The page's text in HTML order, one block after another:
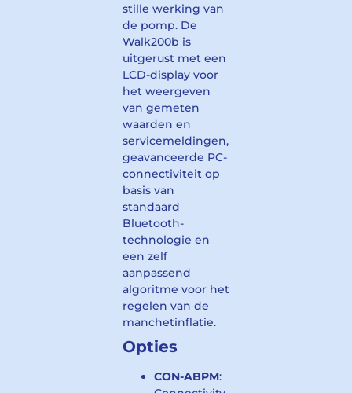
stille werking van
de pomp. De
Walk200b is
uitgerust met een
LCD-display voor
het weergeven
van gemeten
waarden en
servicemeldingen,
geavanceerde PC-
connectiviteit op
basis van
standaard
Bluetooth-
technologie en
een zelf
aanpassend
algoritme voor het
regelen van de
manchetinflatie.
Opties
CON-ABPM: